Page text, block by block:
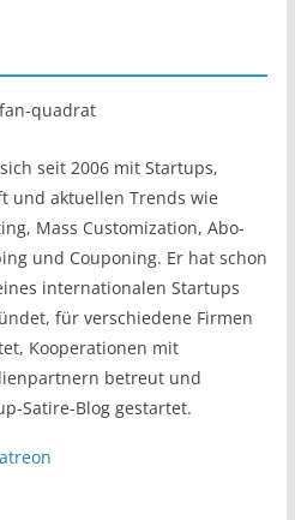
seit 2006 mit Startups,
und aktuellen Trends wie
Mass Customization, Abo-
und Couponing. Er hat schon
internationalen Startups
für verschiedene Firmen
Kooperationen mit
betreut und
Satire-Blog gestartet.